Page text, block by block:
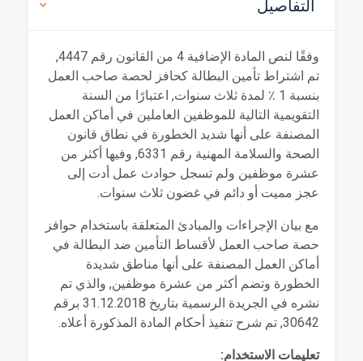
التفاصيل
وفقًا لنص المادة الإضافية 4 من القانون رقم 4447,
تم اشتراط تأمين البطالة كحافز لحصة صاحب العمل
بنسبة 1 ٪ لمدة ثلاث سنوات, اعتبارًا من السنة
التقويمية التالية للموظفين العاملين في أماكن العمل
المصنفة على أنها شديد الخطورة في نطاق قانون
الصحة والسلامة المهنية رقم 6331, وفيها أكثر من
عشرة موظفين ولم تسجل حوادث عمل أدت إلى
عجز مميت أو دائم في غضون ثلاث سنوات.
مع بيان الإجراءات والمبادئ المتعلقة باستخدام حوافز
حصة صاحب العمل لأقساط التأمين ضد البطالة في
أماكن العمل المصنفة على أنها مناطق شديدة
الخطورة وتضم أكثر من عشرة موظفين, والذي تم
نشره في الجريدة الرسمية بتاريخ 31.12.2018 برقم
30642, تم شرح تنفيذ أحكام المادة المذكورة أعلاه.
تعليمات الاستخدام: